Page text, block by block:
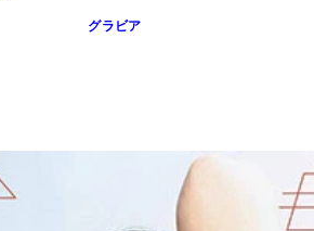
グラビア